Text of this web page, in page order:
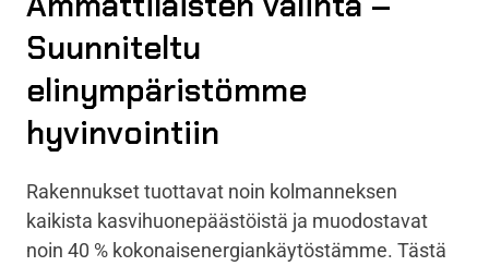
Suunniteltu
elinympäristömme
hyvinvointiin
Rakennukset tuottavat noin kolmanneksen
kaikista kasvihuonepäästöistä ja muodostavat
noin 40 % kokonaisenergiankäytöstämme. Tästä